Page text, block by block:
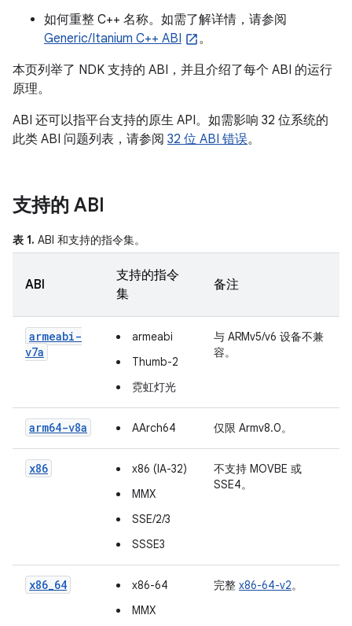
如何重整 C++ 名称。如需了解详情，请参阅
Generic/Itanium C++ ABI
。
本页列举了 NDK 支持的 ABI，并且介绍了每个 ABI 的运行
原理。
ABI 还可以指平台支持的原生 API。如需影响 32 位系统的
此类 ABI 问题列表，请参阅 32 位 ABI 错误。
支持的 ABI
表 1. ABI 和支持的指令集。
ABI
支持的指令
集
备注
armeabi-
v7a
armeabi
Thumb-2
霓虹灯光
与 ARMv5/v6 设备不兼
容。
arm64-v8a AArch64 仅限 Armv8.0。
x86
x86 (IA-32)
MMX
SSE/2/3
SSSE3
不支持 MOVBE 或
SSE4。
x86_64
x86-64
MMX
完整 x86-64-v2。